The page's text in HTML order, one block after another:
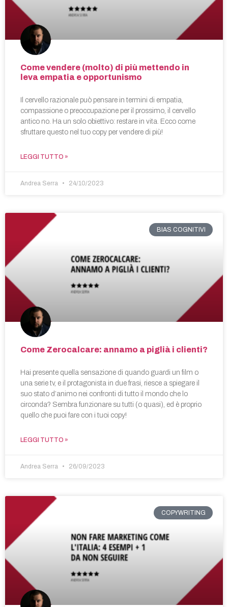
Come vendere (molto) di più mettendo in
leva empatia e opportunismo
Il cervello razionale può pensare in termini di empatia,
compassione o preoccupazione per il prossimo, il cervello
antico no. Ha un solo obiettivo: restare in vita. Ecco come
sfruttare questo nel tuo copy per vendere di più!
LEGGI TUTTO »
Andrea Serra 24/10/2023
BIAS COGNITIVI
Come Zerocalcare: annamo a piglià i clienti?
Hai presente quella sensazione di quando guardi un film o
una serie tv, e il protagonista in due frasi, riesce a spiegare il
suo stato d’animo nei confronti di tutto il mondo che lo
circonda? Sembra funzionare su tutti (o quasi), ed è proprio
quello che puoi fare con i tuoi copy!
LEGGI TUTTO »
Andrea Serra 26/09/2023
COPYWRITING